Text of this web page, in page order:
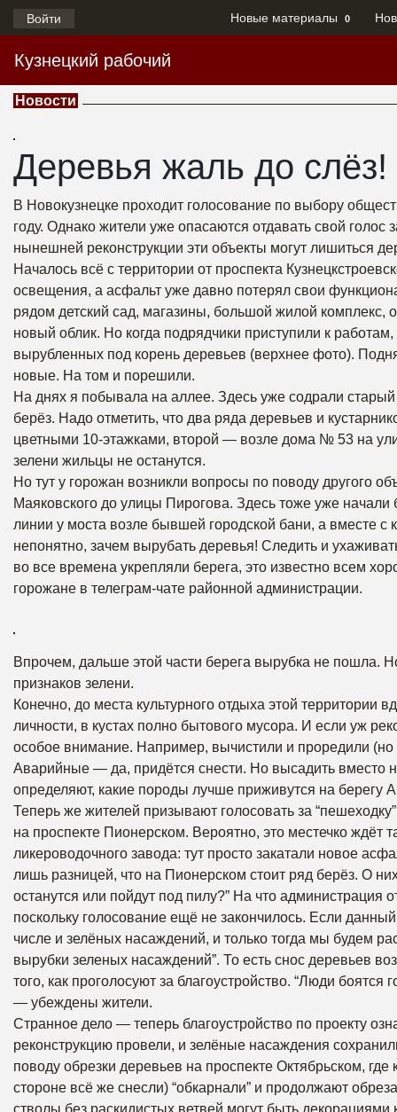
Войти Новые материалы 0
Кузнецкий рабочий
Новости
Деревья жаль до слёз!
В Новокузнецке проходит голосование по выбору
году. Однако жители уже опасаются отдавать свой
нынешней реконструкции эти объекты могут лишиться
Началось всё с территории от проспекта
освещения, а асфальт уже давно потерял свои
рядом детский сад, магазины, большой жилой комплекс,
новый облик. Но когда подрядчики приступили к
вырубленных под корень деревьев (верхнее фото).
новые. На том и порешили.
На днях я побывала на аллее. Здесь уже содрали
берёз. Надо отметить, что два ряда деревьев и
цветными 10-этажками, второй — возле дома № 53 на
зелени жильцы не останутся.
Но тут у горожан возникли вопросы по поводу другого
Маяковского до улицы Пирогова. Здесь тоже уже начали
линии у моста возле бывшей городской бани, а вместе
непонятно, зачем вырубать деревья! Следить и
во все времена укрепляли берега, это известно всем
горожане в телеграм-чате районной администрации.
Впрочем, дальше этой части берега вырубка не пошла.
признаков зелени.
Конечно, до места культурного отдыха этой
личности, в кустах полно бытового мусора. И если уж
особое внимание. Например, вычистили и проредили (но
Аварийные — да, придётся снести. Но высадить вместо
определяют, какие породы лучше приживутся на берегу
Теперь же жителей призывают голосовать за
на проспекте Пионерском. Вероятно, это местечко ждёт
ликероводочного завода: тут просто закатали новое
лишь разницей, что на Пионерском стоит ряд берёз. О
останутся или пойдут под пилу?” На что администрация
поскольку голосование ещё не закончилось. Если
числе и зелёных насаждений, и только тогда мы будем
вырубки зеленых насаждений”. То есть снос деревьев
того, как проголосуют за благоустройство. “Люди боятся
— убеждены жители.
Странное дело — теперь благоустройство по проекту
реконструкцию провели, и зелёные насаждения
поводу обрезки деревьев на проспекте Октябрьском,
стороне всё же снесли) “обкарнали” и продолжают
стволы без раскидистых ветвей могут быть